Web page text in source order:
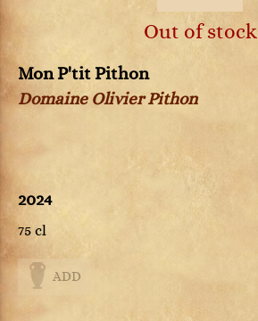
Out of stock
Mon P'tit Pithon
Domaine Olivier Pithon
2024
75 cl
ADD